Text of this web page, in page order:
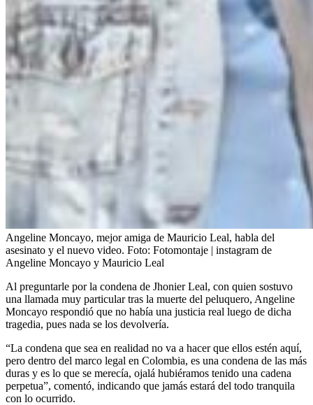
Angeline Moncayo, mejor amiga de Mauricio Leal, habla del
asesinato y el nuevo video. Foto: Fotomontaje | instagram de
Angeline Moncayo y Mauricio Leal
Al preguntarle por la condena de Jhonier Leal, con quien sostuvo
una llamada muy particular tras la muerte del peluquero, Angeline
Moncayo respondió que no había una justicia real luego de dicha
tragedia, pues nada se los devolvería.
“La condena que sea en realidad no va a hacer que ellos estén aquí,
pero dentro del marco legal en Colombia, es una condena de las más
duras y es lo que se merecía, ojalá hubiéramos tenido una cadena
perpetua”, comentó, indicando que jamás estará del todo tranquila
con lo ocurrido.